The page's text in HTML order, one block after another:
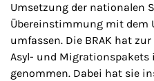
Umsetzung der nationalen
Übereinstimmung mit dem
umfassen. Die BRAK hat
Asyl- und Migrationspakets
genommen. Dabei hat sie